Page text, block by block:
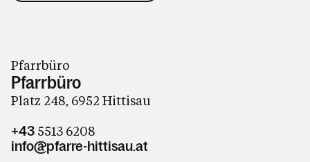
Pfarrbüro
Pfarrbüro
Platz 248, 6952 Hittisau
+43 5513 6208
info@pfarre-hittisau.at